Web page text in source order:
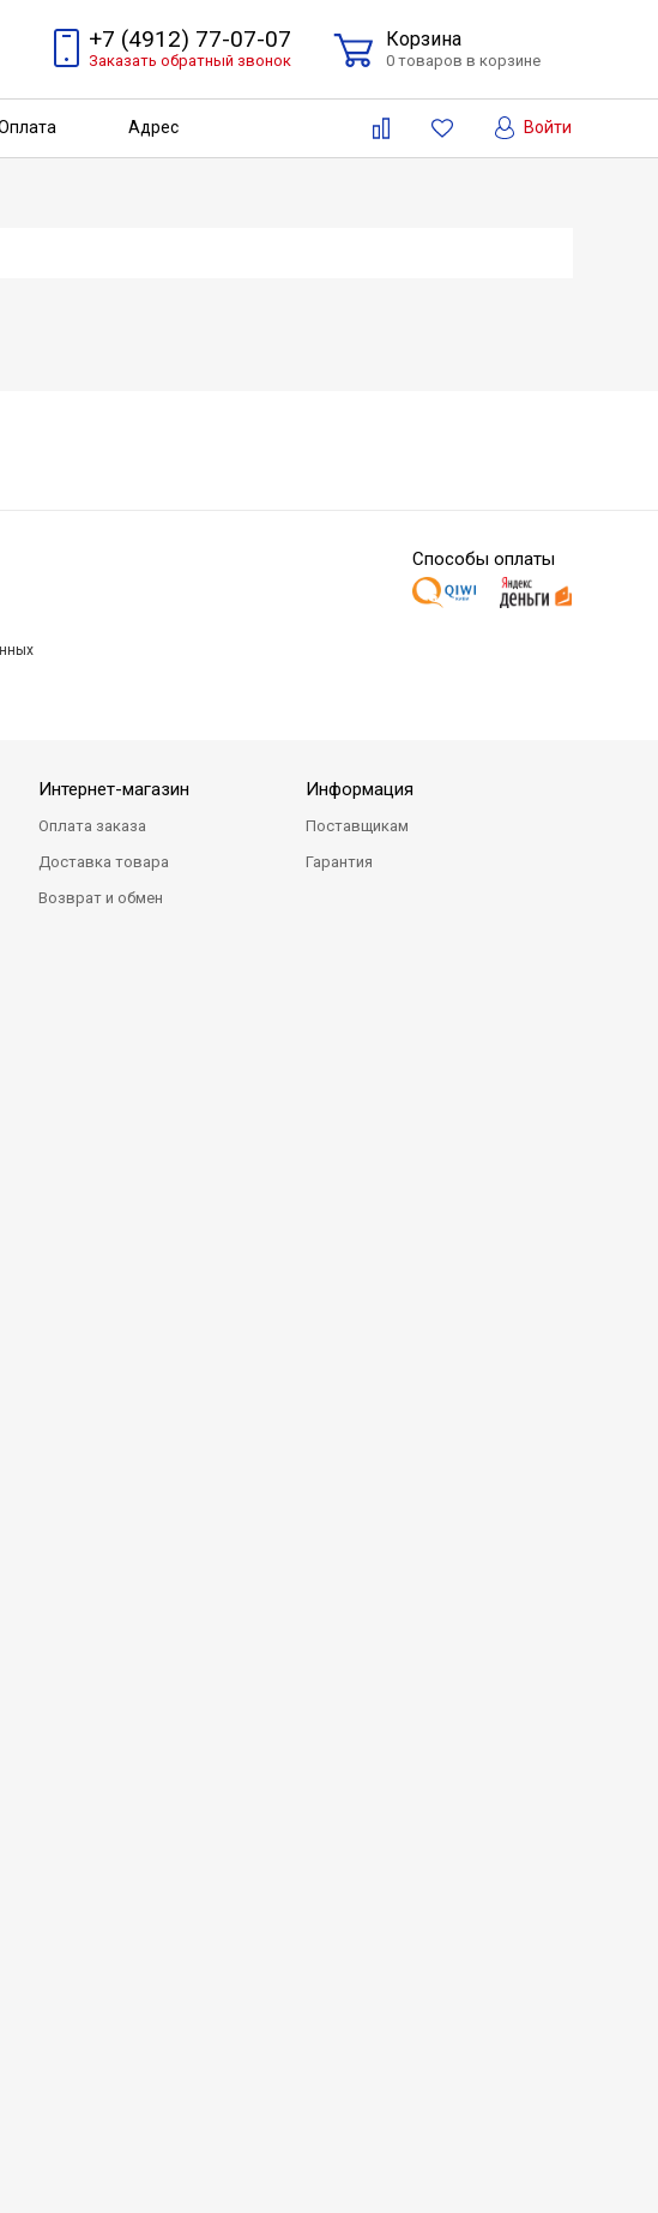
+7 (4912) 77-07-07
Заказать обратный звонок
Корзина
0 товаров в корзине
Адрес Войти
Способы оплаты
Интернет-магазин
Оплата заказа
Доставка товара
Возврат и обмен
Информация
Поставщикам
Гарантия